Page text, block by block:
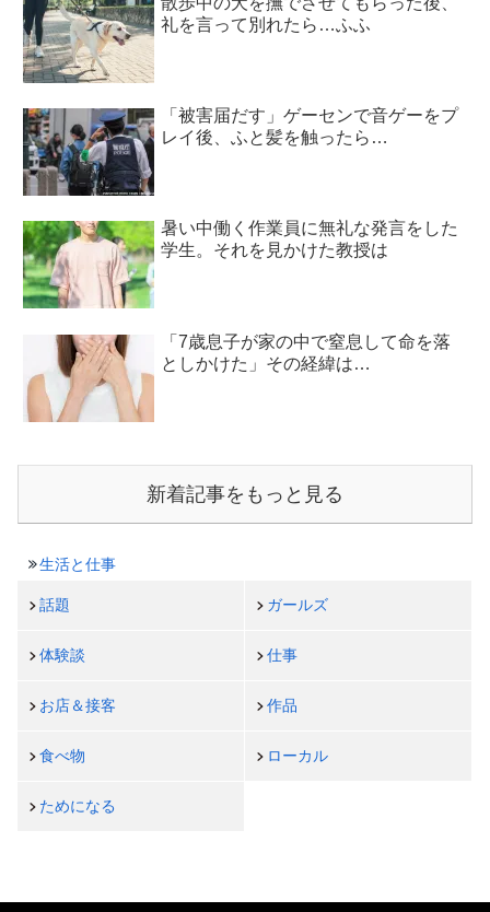
礼を言って別れたら…ふふ
「被害届だす」ゲーセンで音ゲーをプ
レイ後、ふと髪を触ったら…
暑い中働く作業員に無礼な発言をした
学生。それを見かけた教授は
「7歳息子が家の中で窒息して命を落
としかけた」その経緯は…
新着記事をもっと見る
生活と仕事
話題 ガールズ
体験談 仕事
お店＆接客 作品
食べ物 ローカル
ためになる